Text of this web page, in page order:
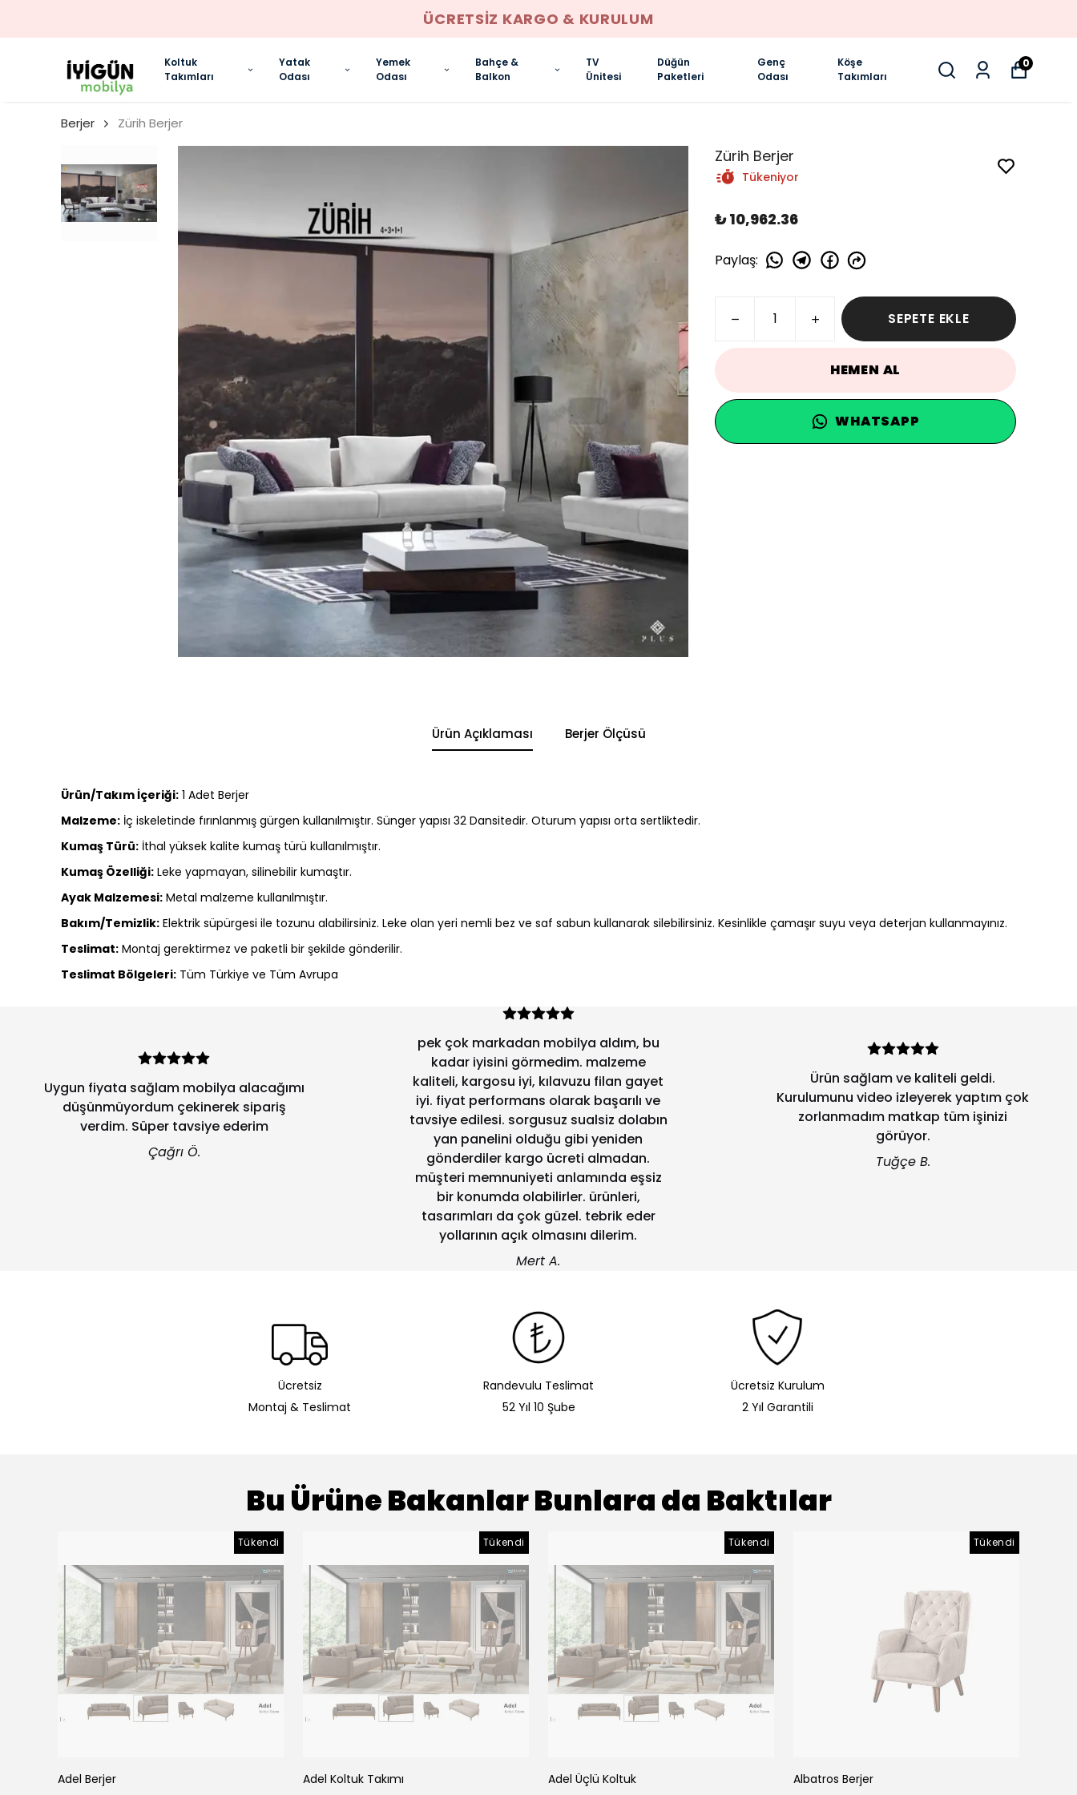
ÜCRETSIZ KARGO & KURULUM
Koltuk
Takımları
Yatak
Odası
Yemek
Odası
Bahçe &
Balkon
TV
Ünitesi
Düğün
Paketleri
Genç
Odası
Köşe
Takımları
0
Berjer Zürih Berjer
Zürih Berjer
Tükeniyor
₺ 10,962.36
Paylaş:
SEPETE EKLE
HEMEN AL
WHATSAPP
Ürün Açıklaması Berjer Ölçüsü
Ürün/Takım İçeriği: 1 Adet Berjer
Malzeme: İç iskeletinde fırınlanmış gürgen kullanılmıştır. Sünger yapısı 32 Dansitedir. Oturum yapısı orta sertliktedir.
Kumaş Türü: İthal yüksek kalite kumaş türü kullanılmıştır.
Kumaş Özelliği: Leke yapmayan, silinebilir kumaştır.
Ayak Malzemesi: Metal malzeme kullanılmıştır.
Bakım/Temizlik: Elektrik süpürgesi ile tozunu alabilirsiniz. Leke olan yeri nemli bez ve saf sabun kullanarak silebilirsiniz. Kesinlikle çamaşır suyu veya deterjan kullanmayınız.
Teslimat: Montaj gerektirmez ve paketli bir şekilde gönderilir.
Teslimat Bölgeleri: Tüm Türkiye ve Tüm Avrupa
Uygun fiyata sağlam mobilya alacağımı
düşünmüyordum çekinerek sipariş
verdim. Süper tavsiye ederim
Çağrı Ö.
pek çok markadan mobilya aldım, bu
kadar iyisini görmedim. malzeme
kaliteli, kargosu iyi, kılavuzu filan gayet
iyi. fiyat performans olarak başarılı ve
tavsiye edilesi. sorgusuz sualsiz dolabın
yan panelini olduğu gibi yeniden
gönderdiler kargo ücreti almadan.
müşteri memnuniyeti anlamında eşsiz
bir konumda olabilirler. ürünleri,
tasarımları da çok güzel. tebrik eder
yollarının açık olmasını dilerim.
Mert A.
Ürün sağlam ve kaliteli geldi.
Kurulumunu video izleyerek yaptım çok
zorlanmadım matkap tüm işinizi
görüyor.
Tuğçe B.
Ücretsiz
Montaj & Teslimat
Randevulu Teslimat
52 Yıl 10 Şube
Ücretsiz Kurulum
2 Yıl Garantili
Bu Ürüne Bakanlar Bunlara da Baktılar
Tükendi
Adel Berjer
Tükendi
Adel Koltuk Takımı
Tükendi
Adel Üçlü Koltuk
Tükendi
Albatros Berjer